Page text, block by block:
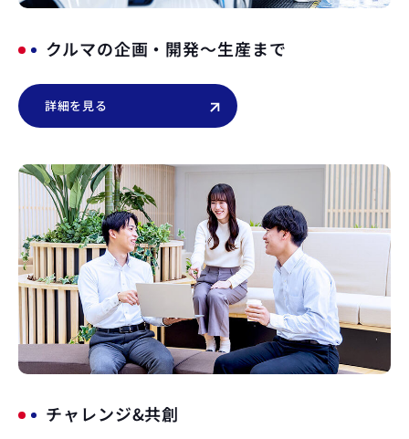
クルマの企画・開発～生産まで
詳細を見る
チャレンジ&共創